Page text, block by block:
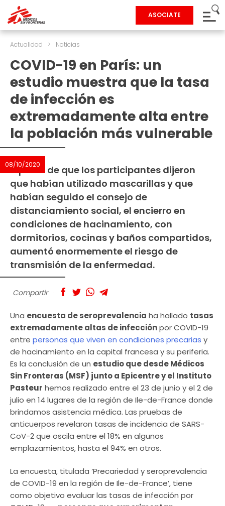
ASOCIATE
Actualidad > Noticias
COVID-19 en París: un
estudio muestra que la tasa
de infección es
extremadamente alta entre
la población más vulnerable
08/10/2020
A pesar de que los participantes dijeron
que habían utilizado mascarillas y que
habían seguido el consejo de
distanciamiento social, el encierro en
condiciones de hacinamiento, con
dormitorios, cocinas y baños compartidos,
aumentó enormemente el riesgo de
transmisión de la enfermedad.
Compartir
Una encuesta de seroprevalencia ha hallado tasas
extremadamente altas de infecciónpor COVID-19
entre personas que viven en condiciones precarias y
de hacinamiento en la capital francesa y su periferia.
Es la conclusión de un estudio que desde Médicos
Sin Fronteras (MSF) junto a Epicentre y el Instituto
Pasteur hemos realizado entre el 23 de junio y el 2 de
julio en 14 lugares de la región de Ile-de-France donde
brindamos asistencia médica. Las pruebas de
anticuerpos revelaron tasas de incidencia de SARS-
CoV-2 que oscila entre el 18% en algunos
emplazamientos, hasta el 94% en otros.
La encuesta, titulada ‘Precariedad y seroprevalencia
de COVID-19 en la región de Ile-de-France’, tiene
como objetivo evaluar las tasas de infección por